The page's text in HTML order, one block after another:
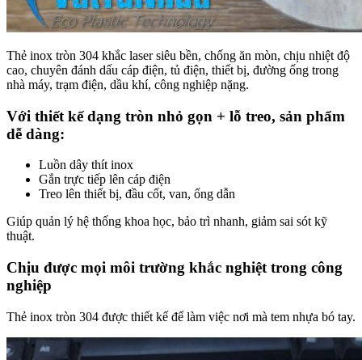
Thẻ inox tròn 304 khắc laser siêu bền, chống ăn mòn, chịu nhiệt độ
cao, chuyên đánh dấu cáp điện, tủ điện, thiết bị, đường ống trong
nhà máy, trạm điện, dầu khí, công nghiệp nặng.
Với thiết kế dạng tròn nhỏ gọn + lỗ treo, sản phẩm
dễ dàng:
Luồn dây thít inox
Gắn trực tiếp lên cáp điện
Treo lên thiết bị, đầu cốt, van, ống dẫn
Giúp quản lý hệ thống khoa học, bảo trì nhanh, giảm sai sót kỹ
thuật.
Chịu được mọi môi trường khắc nghiệt trong công
nghiệp
Thẻ inox tròn 304 được thiết kế để làm việc nơi mà tem nhựa bó tay.